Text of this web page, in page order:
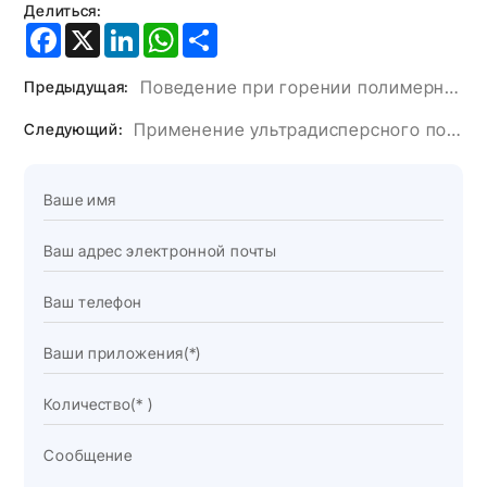
Делиться:
Facebook
X LinkedInWhatsApp
Предыдущая: Поведение при горении полимерных композитов, наполненных гидроксидом магния и алюминия, используемых в силовых и телекоммуникационных кабелях.
Следующий: Применение ультрадисперсного порошка гидроксида алюминия в клее для искусственного камня.